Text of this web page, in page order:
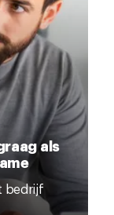
als
bedrijf